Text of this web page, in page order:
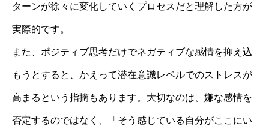
ターンが徐々に変化していくプロセスだと理解した方が
実際的です。
また、ポジティブ思考だけでネガティブな感情を抑え込
もうとすると、かえって潜在意識レベルでのストレスが
高まるという指摘もあります。大切なのは、嫌な感情を
否定するのではなく、「そう感じている自分がここにい